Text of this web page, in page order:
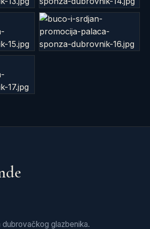
dubrovačkog glazbenika.